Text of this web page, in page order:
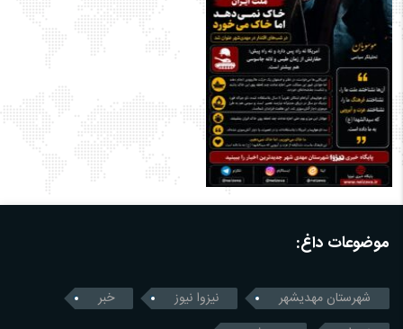
موضوعات داغ:
شهرستان مهدیشهر نیزوا نیوز
خبر